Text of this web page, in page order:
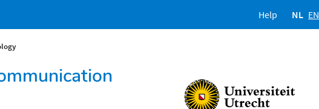
Help NL EN